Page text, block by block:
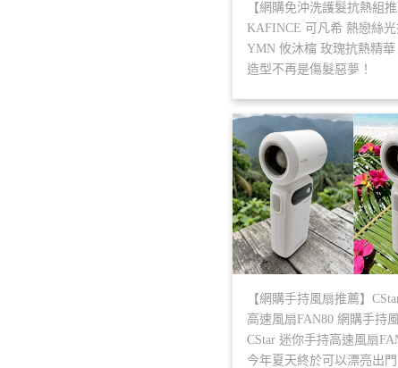
【網購免沖洗護髮抗熱組推
KAFINCE 可凡希 熱戀絲
YMN 攸沐橣 玫瑰抗熱精華
造型不再是傷髮惡夢！
【網購手持風扇推薦】
高速風扇FAN80 網購手持
CStar 迷你手持高速風扇
今年夏天終於可以漂亮出門